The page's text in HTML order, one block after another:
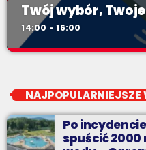
Twój wybór,
14:00 - 16:00
Zadzwoń do nas, wybierz
propozycji i pozdrów bliskich
NAJPOPULARNIEJSZE
Po
spuścić